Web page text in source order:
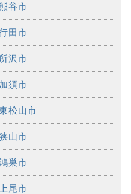
谷市
田市
所沢市
加須市
松山市
山市
巣市
上尾市